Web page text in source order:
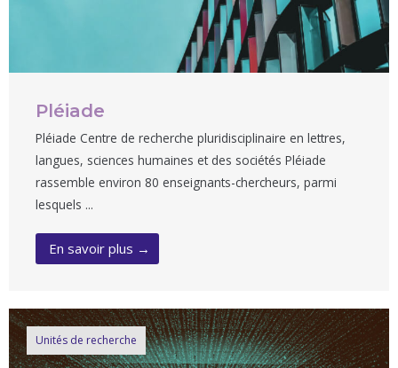
Pléiade
Pléiade Centre de recherche pluridisciplinaire en lettres,
langues, sciences humaines et des sociétés Pléiade
rassemble environ 80 enseignants-chercheurs, parmi
lesquels ...
En savoir plus →
Unités de recherche